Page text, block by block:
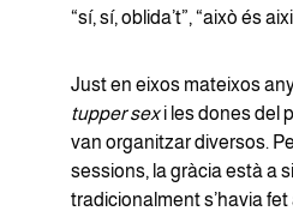
“sí, sí, oblida’t”, “això és
Just en eixos mateixos
tupper sexi les dones del
van organitzar diversos.
sessions, la gràcia està a
tradicionalment s’havia